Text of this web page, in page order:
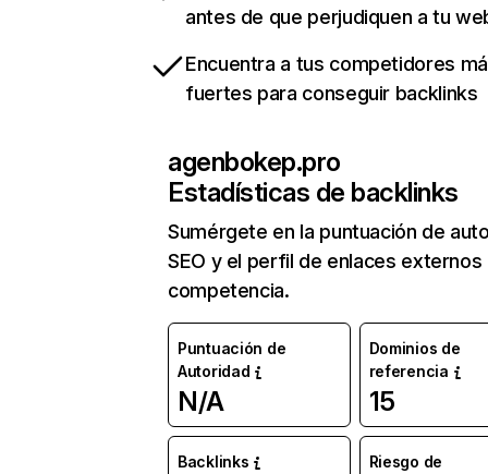
antes de que perjudiquen a tu
Encuentra a tus competidores
fuertes para conseguir backlinks
agenbokep.pro
Estadísticas de backlinks
Sumérgete en la puntuación de
SEO y el perfil de enlaces externos
competencia.
Puntuación de
Autoridad
N/A
Dominios de
referencia
15
Backlinks Riesgo de